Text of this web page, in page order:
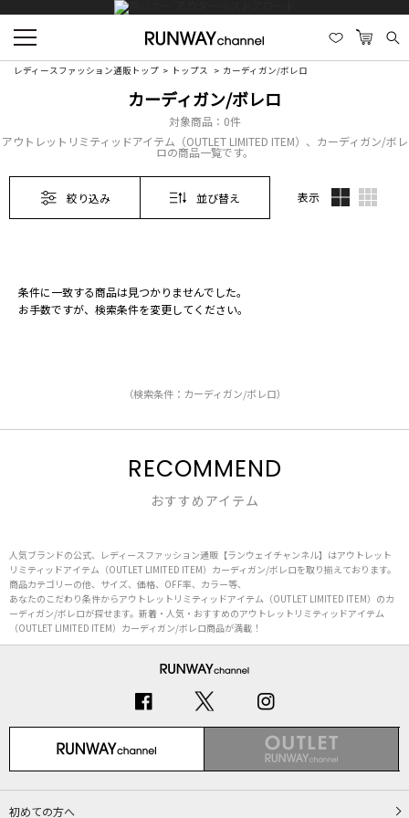
レディースファッション通販トップ トップス カーディガン/ボレロ
カーディガン/ボレロ
対象商品： 0件
アウトレットリミティッドアイテム（OUTLET LIMITED ITEM）、カーディガン/ボレ
ロの商品一覧です。
絞り込み 並び替え 表示
条件に一致する商品は見つかりませんでした。
お手数ですが、検索条件を変更してください。
（検索条件：カーディガン/ボレロ）
RECOMMEND
おすすめアイテム
人気ブランドの公式、レディースファッション通販【ランウェイチャンネル】はアウトレット
リミティッドアイテム（OUTLET LIMITED ITEM）カーディガン/ボレロを取り揃えております。
商品カテゴリーの他、サイズ、価格、OFF率、カラー等、
あなたのこだわり条件からアウトレットリミティッドアイテム（OUTLET LIMITED ITEM）のカ
ーディガン/ボレロが探せます。新着・人気・おすすめのアウトレットリミティッドアイテム
（OUTLET LIMITED ITEM）カーディガン/ボレロ商品が満載！
初めての方へ